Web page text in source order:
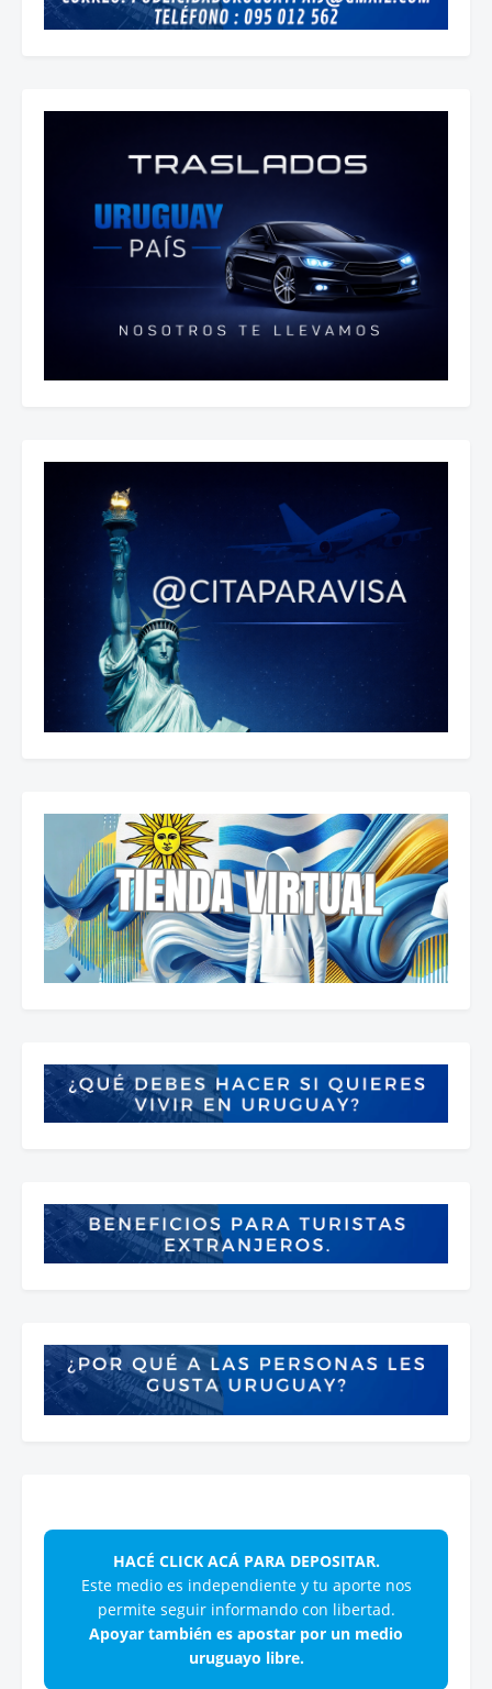
HACÉ CLICK ACÁ PARA DEPOSITAR.
Este medio es independiente y tu aporte nos
permite seguir informando con libertad.
Apoyar también es apostar por un medio
uruguayo libre.